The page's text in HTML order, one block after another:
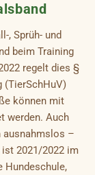
, Sprüh- und
beim Training
regelt dies §
(TierSchHuV)
können mit
werden. Auch
ausnahmslos –
2021/2022 im
Hundeschule,